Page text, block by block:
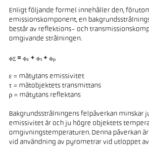
Enligt följande formel innehåller den,
emissionskomponent, en
består av reflektions- och
omgivande strålningen.
ΦΣ= Φε+ Φτ+ Φρ
ε = mätytans emissivitet
τ = mätobjektets transmittans
ρ = mätytans reflektans
Bakgrundsstrålningens felpåverkan minskar
emissivitet är och ju högre objektets
omgivningstemperaturen. Denna påverkan
vid användning av pyrometrar vid utloppet